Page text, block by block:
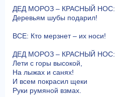
ДЕД МОРОЗ – КРАСНЫЙ НОС:
Деревьям шубы подарил!
ВСЕ: Кто мерзнет – их носи!
ДЕД МОРОЗ – КРАСНЫЙ НОС:
Лети с горы высокой,
На лыжах и санях!
И всем покрасил щеки
Руки румяной взмах.